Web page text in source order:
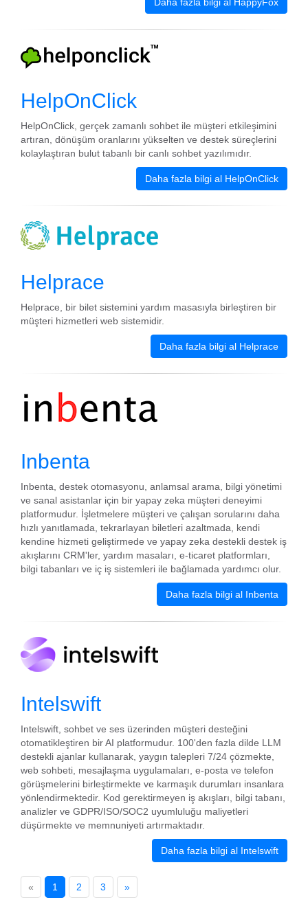
HelpOnClick
HelpOnClick, gerçek zamanlı sohbet ile müşteri etkileşimini
artıran, dönüşüm oranlarını yükselten ve destek süreçlerini
kolaylaştıran bulut tabanlı bir canlı sohbet yazılımıdır.
Daha fazla bilgi al HelpOnClick
Helprace
Helprace, bir bilet sistemini yardım masasıyla birleştiren bir
müşteri hizmetleri web sistemidir.
Daha fazla bilgi al Helprace
Inbenta
Inbenta, destek otomasyonu, anlamsal arama, bilgi yönetimi
ve sanal asistanlar için bir yapay zeka müşteri deneyimi
platformudur. İşletmelere müşteri ve çalışan sorularını daha
hızlı yanıtlamada, tekrarlayan biletleri azaltmada, kendi
kendine hizmeti geliştirmede ve yapay zeka destekli destek iş
akışlarını CRM'ler, yardım masaları, e-ticaret platformları,
bilgi tabanları ve iç iş sistemleri ile bağlamada yardımcı olur.
Daha fazla bilgi al Inbenta
Intelswift
Intelswift, sohbet ve ses üzerinden müşteri desteğini
otomatikleştiren bir AI platformudur. 100'den fazla dilde LLM
destekli ajanlar kullanarak, yaygın talepleri 7/24 çözmekte,
web sohbeti, mesajlaşma uygulamaları, e-posta ve telefon
görüşmelerini birleştirmekte ve karmaşık durumları insanlara
yönlendirmektedir. Kod gerektirmeyen iş akışları, bilgi tabanı,
analizler ve GDPR/ISO/SOC2 uyumluluğu maliyetleri
düşürmekte ve memnuniyeti artırmaktadır.
Daha fazla bilgi al Intelswift
« 1 2 3 »